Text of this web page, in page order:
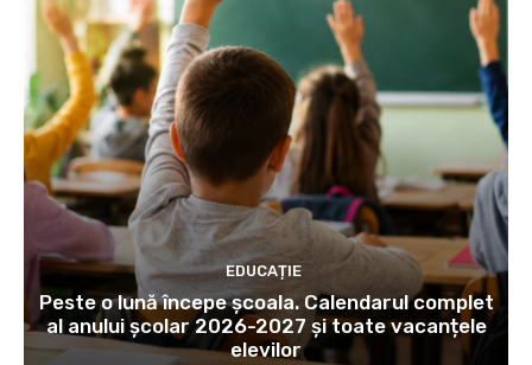
EDUCAȚIE
Peste o lună începe școala. Calendarul complet
al anului școlar 2026-2027 și toate vacanțele
elevilor